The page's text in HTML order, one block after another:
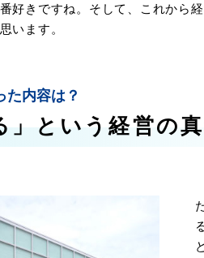
好きですね。そして、これから
います。
た内容は？
」という経営の